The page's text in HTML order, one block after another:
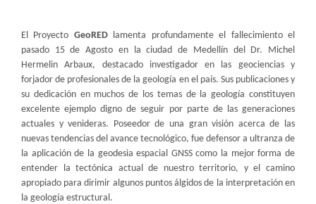
El Proyecto GeoREDlamenta profundamente el fallecimiento el
pasado 15 de Agosto en la ciudad de Medellín del Dr. Michel
Hermelin Arbaux, destacado investigador en las geociencias y
forjador de profesionales de la geología en el país. Sus publicaciones y
su dedicación en muchos de los temas de la geología constituyen
excelente ejemplo digno de seguir por parte de las generaciones
actuales y venideras. Poseedor de una gran visión acerca de las
nuevas tendencias del avance tecnológico, fue defensor a ultranza de
la aplicación de la geodesia espacial GNSS como la mejor forma de
entender la tectónica actual de nuestro territorio, y el camino
apropiado para dirimir algunos puntos álgidos de la interpretación en
la geología estructural.